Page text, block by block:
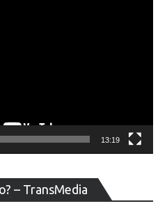
13:19
– TransMedia
de